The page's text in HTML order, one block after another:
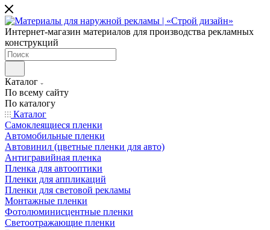
Интернет-магазин материалов для производства рекламных
конструкций
Каталог
По всему сайту
По каталогу
Каталог
Самоклеящиеся пленки
Автомобильные пленки
Автовинил (цветные пленки для авто)
Антигравийная пленка
Пленка для автооптики
Пленки для аппликаций
Пленки для световой рекламы
Монтажные пленки
Фотолюминисцентные пленки
Светоотражающие пленки